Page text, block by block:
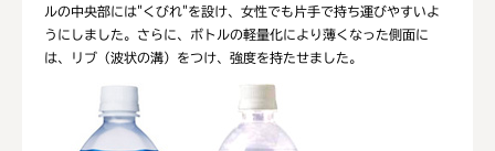
ルの中央部には"くびれ"を設け、女性でも片手で持ち運びやすいよ
うにしました。さらに、ボトルの軽量化により薄くなった側面に
は、リブ（波状の溝）をつけ、強度を持たせました。